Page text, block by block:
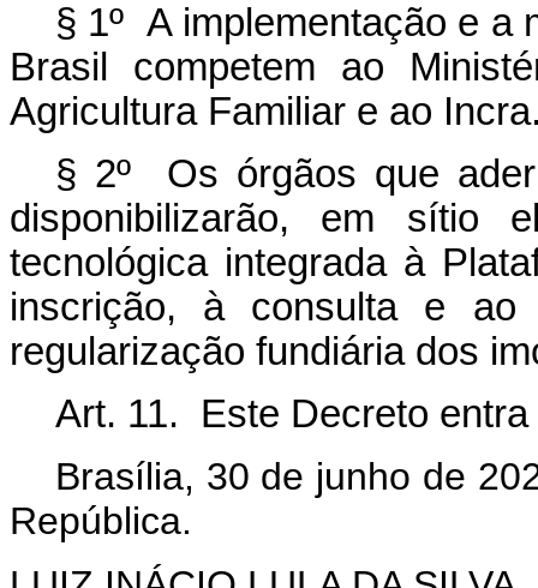
§ 1º A implementação e a
Brasil competem ao
Agricultura Familiar e ao
§ 2º Os órgãos que
disponibilizarão, em sítio
tecnológica integrada à
inscrição, à consulta e ao
regularização fundiária dos
Art. 11. Este Decreto
Brasília, 30 de junho de
República.